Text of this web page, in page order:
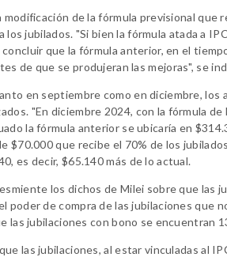
de la fórmula previsional que
los jubilados. "Si bien la fórmula atada a
que la fórmula anterior, en el
de que se produjeran las mejoras", se
en septiembre como en diciembre,
"En diciembre 2024, con la fórmula
la fórmula anterior se ubicaría en
$70.000 que recibe el 70% de los
es decir, $65.140 más de lo actual.
los dichos de Milei sobre que las
poder de compra de las jubilaciones que
las jubilaciones con bono se encuentran
las jubilaciones, al estar vinculadas al